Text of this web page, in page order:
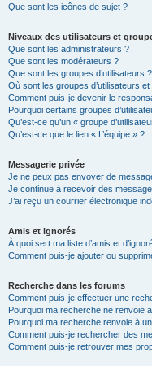
Que sont les icônes de sujet ?
Niveaux des utilisateurs et
Que sont les administrateurs ?
Que sont les modérateurs ?
Que sont les groupes d’utilisateurs ?
Où sont les groupes d’utilisateurs
Comment puis-je devenir le
Pourquoi certains groupes
Qu’est-ce qu’un « groupe
Qu’est-ce que le lien « L’équipe » ?
Messagerie privée
Je ne peux pas envoyer de
Je continue à recevoir des
J’ai reçu un courrier électronique
Amis et ignorés
À quoi sert ma liste d’amis et
Comment puis-je ajouter ou
Recherche dans les forums
Comment puis-je effectuer une
Pourquoi ma recherche ne renvoie
Pourquoi ma recherche renvoie à
Comment puis-je rechercher des
Comment puis-je retrouver mes